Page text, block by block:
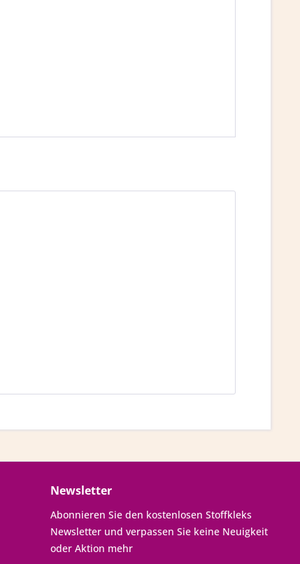
Newsletter
Abonnieren Sie den kostenlosen Stoffkleks
Newsletter und verpassen Sie keine Neuigkeit
oder Aktion mehr